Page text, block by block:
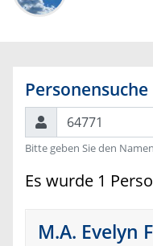
Personensuche
Suchen
Bitte geben Sie den
Es wurde 1
M.A. Evelyn